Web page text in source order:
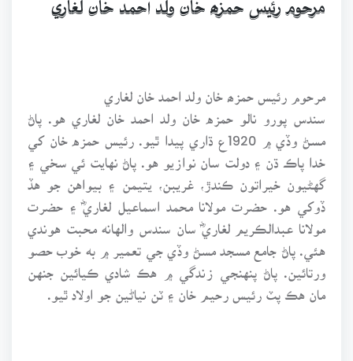
مرحوم رئيس حمزھ خان ولد احمد خان لغاري
مرحوم رئيس حمزھ خان ولد احمد خان لغاري
سندس پورو نالو حمزه خان ولد احمد خان لغاري هو. پاڻ
مسڻ وڏي ۾ 1920ع ڌاري پيدا ٿيو. رئيس حمزه خان کي
خدا پاڪ ڌن ۽ دولت سان نوازيو هو. پاڻ نهايت ئي سخي ۽
گهڻيون خيراتون ڪندڙ، غريبن، يتيمن ۽ بيواهن جو هڏ
ڏوکي هو. حضرت مولانا محمد اسماعيل لغاريؓ ۽ حضرت
مولانا عبدالڪريم لغاريؓ سان سندس والهانه محبت هوندي
هئي. پاڻ جامع مسجد مسڻ وڏي جي تعمير ۾ به خوب حصو
ورتائين. پاڻ پنهنجي زندگي ۾ هڪ شادي ڪيائين جنهن
مان هڪ پٽ رئيس رحيم خان ۽ ٽن نياڻين جو اولاد ٿيو.